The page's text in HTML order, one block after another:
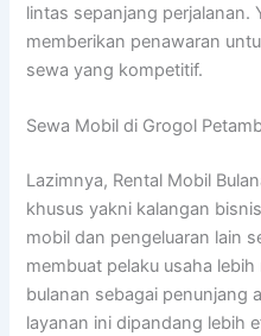
lintas sepanjang perjalanan.
memberikan penawaran
sewa yang kompetitif.
Sewa Mobil di Grogol
Lazimnya, Rental Mobil
khusus yakni kalangan
mobil dan pengeluaran lain
membuat pelaku usaha
bulanan sebagai penunjang
layanan ini dipandang lebih